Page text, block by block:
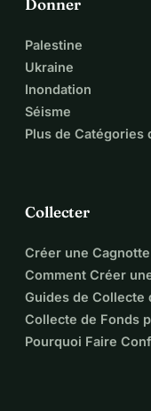
n'hésitez pas
Prenez soin
À tous, un
Palestine
Ukraine
Inondation
Séisme
Plus de Catégories
Collecter
Créer une
Comment Créer
Guides de Collecte
Collecte de Fonds
Pourquoi Faire